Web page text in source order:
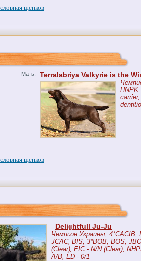
щенков
Мать: Terralabriya Valkyrie is the
HNPK
щенков
Delightfull Ju-Ju
Чемпион Украины, 4*CACIB,
JCAC, BIS, 3*BOB, BOS,
(Clear), EIC - N/N (Clear),
A/B, ED - 0/1